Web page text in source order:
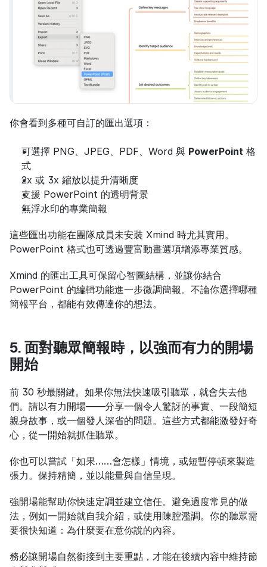
你會看到多種可自訂的匯出選項：
可選擇 PNG、JPEG、PDF、Word 與 PowerPoint 格
式
2x 或 3x 縮放以提升清晰度
支援 PowerPoint 的透明背景
無浮水印的專業簡報
這些匯出功能在團隊成員未安裝 Xmind 時尤其實用。
PowerPoint 格式也可透過豐富動畫選項增添專業質感。
Xmind 的匯出工具可保留心智圖結構，並讓你結合
PowerPoint 的編輯功能進一步微調簡報。不論你選擇哪種
簡報平台，都能有效傳達你的想法。
5. 面對聽眾簡報時，以強而有力的開場
開始
前 30 秒最關鍵。如果你無法快速吸引聽眾，就會失去他
們。請以有力開場——分享一個令人驚訝的事實、一段簡短
親身故事，或一個發人深省的問題。這些方式都能激發好奇
心，從一開始就抓住聽眾。
你也可以嘗試「如果……會怎樣」情境，或短暫停頓來製造
張力。保持精簡，並以能量與自信呈現。
強開場能幫助你快速定調並建立信任。避免過度常見的做
法，例如一開始就自我介紹，或使用陳腔濫調。你的聽眾需
要很快知道：為什麼要在意你說的內容。
務必讓開場自然銜接到主要重點，才能在後續內容中維持節